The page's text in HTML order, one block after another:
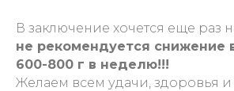
В заключение хочется еще раз
не рекомендуется снижение
600-800 г в неделю!!!
Желаем всем удачи, здоровья и